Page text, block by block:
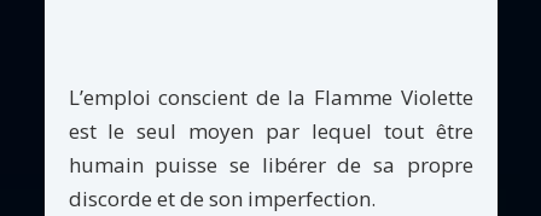
L’emploi conscient de la Flamme Violette
est le seul moyen par lequel tout être
humain puisse se libérer de sa propre
discorde et de son imperfection.